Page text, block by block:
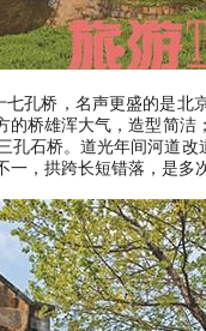
孔桥，名声更盛的是北
的桥雄浑大气，造型简洁
石桥。道光年间河道
，拱跨长短错落，是多